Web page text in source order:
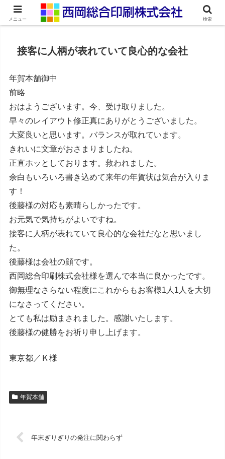
ネット印刷通販・オンデマンド印刷
接客に人柄が表れていて良心的な会社
年賀本舗御中
前略
おはようございます。今、受け取りました。
早々のレイアウト修正真にありがとうございました。
大変良いと思います。バランスが取れています。
きれいに文章がおさまりましたね。
正直ホッとしております。救われました。
余白もいろいろ書き込めて来年の年賀状は気合が入りま
す！
後藤様の対応も素晴らしかったです。
お元気で気持ちがよいですね。
接客に人柄が表れていて良心的な会社だなと思いまし
た。
後藤様は会社の顔です。
西岡総合印刷株式会社様を選んで本当に良かったです。
御無理なさらない程度にこれからもお客様1人1人を大切
になさってください。
とても私は励まされました。感謝いたします。
後藤様の健勝をお祈り申し上げます。
東京都／Ｋ様
年賀本舗
年末ぎりぎりの発注に関わらず
メニュー 検索